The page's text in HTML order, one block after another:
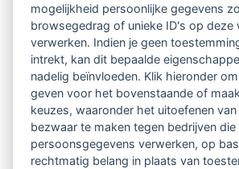
Vindbaar voor opdrachtgevers
Tijdschrift voor
Begeleidingskunde &
Beroepsregistratie (LVSC
Lid worden van LVSC
mogelijkheid persoonlijke gegevens
browsegedrag of unieke ID's op deze
verwerken. Indien je geen
intrekt, kan dit bepaalde
nadelig beïnvloeden. Klik hieronder
geven voor het bovenstaande of
keuzes, waaronder het uitoefenen
bezwaar te maken tegen bedrijven die
persoonsgegevens verwerken, op
rechtmatig belang in plaats van